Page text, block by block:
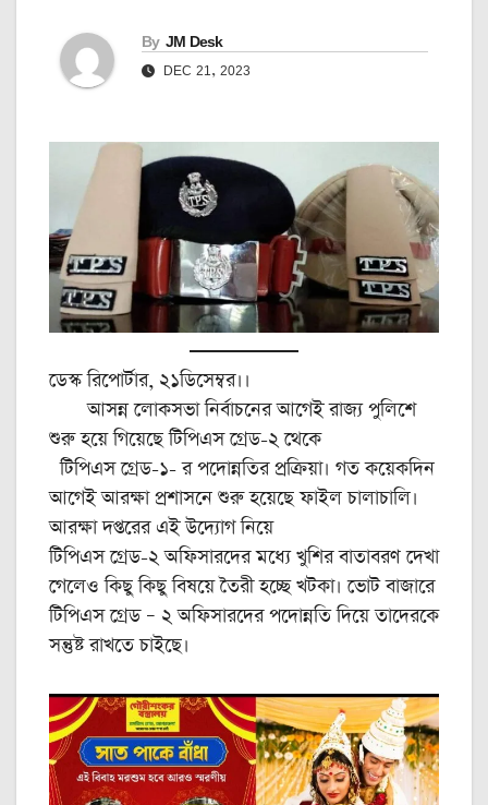
By JM Desk
DEC 21, 2023
ডেস্ক রিপোর্টার, ২১ডিসেম্বর।।
আসন্ন লোকসভা নির্বাচনের আগেই রাজ্য পুলিশে
শুরু হয়ে গিয়েছে টিপিএস গ্রেড-২ থেকে
টিপিএস গ্রেড-১- র পদোন্নতির প্রক্রিয়া। গত কয়েকদিন
আগেই আরক্ষা প্রশাসনে শুরু হয়েছে ফাইল চালাচালি।
আরক্ষা দপ্তরের এই উদ্যোগ নিয়ে
টিপিএস গ্রেড-২ অফিসারদের মধ্যে খুশির বাতাবরণ দেখা
গেলেও কিছু কিছু বিষয়ে তৈরী হচ্ছে খটকা। ভোট বাজারে
টিপিএস গ্রেড – ২ অফিসারদের পদোন্নতি দিয়ে তাদেরকে
সন্তুষ্ট রাখতে চাইছে।